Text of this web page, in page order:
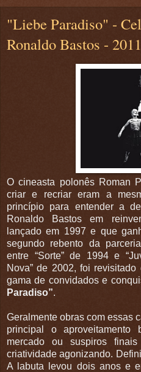
"Liebe Paradiso" -
Ronaldo Bastos - 2011
O cineasta polonês Roman
criar e recriar eram a
princípio para entender a
Ronaldo Bastos em
lançado em 1997 e que
segundo rebento da
entre “Sorte” de 1994 e
Nova” de 2002, foi
gama de convidados e
Paradiso”.
Geralmente obras com essas
principal o
mercado ou suspiros
criatividade agonizando.
A labuta levou dois anos e